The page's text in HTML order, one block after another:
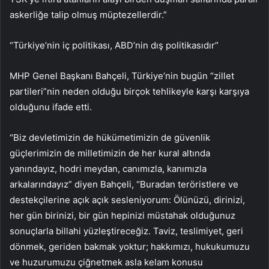
askerliğe talip olmuş müptezellerdir.”
“Türkiye’nin iç politikası, ABD’nin dış politikasıdır”
MHP Genel Başkanı Bahçeli, Türkiye’nin bugün “zillet
partileri”nin neden olduğu birçok tehlikeyle karşı karşıya
olduğunu ifade etti.
“Biz devletimizin de hükümetimizin de güvenlik
güçlerimizin de milletimizin de her kural altında
yanındayız, hodri meydan, canımızla, kanımızla
arkalarındayız” diyen Bahçeli, “Buradan teröristlere ve
destekçilerine açık açık sesleniyorum: Ölünüzü, dirinizi,
her gün birinizi, bir gün hepinizi müstahak olduğunuz
sonuçlarla billahi yüzleştireceğiz. Taviz, teslimiyet, geri
dönmek, geriden bakmak yoktur; hakkımızı, hukukumuzu
ve huzurumuzu çiğnetmek asla kelam konusu